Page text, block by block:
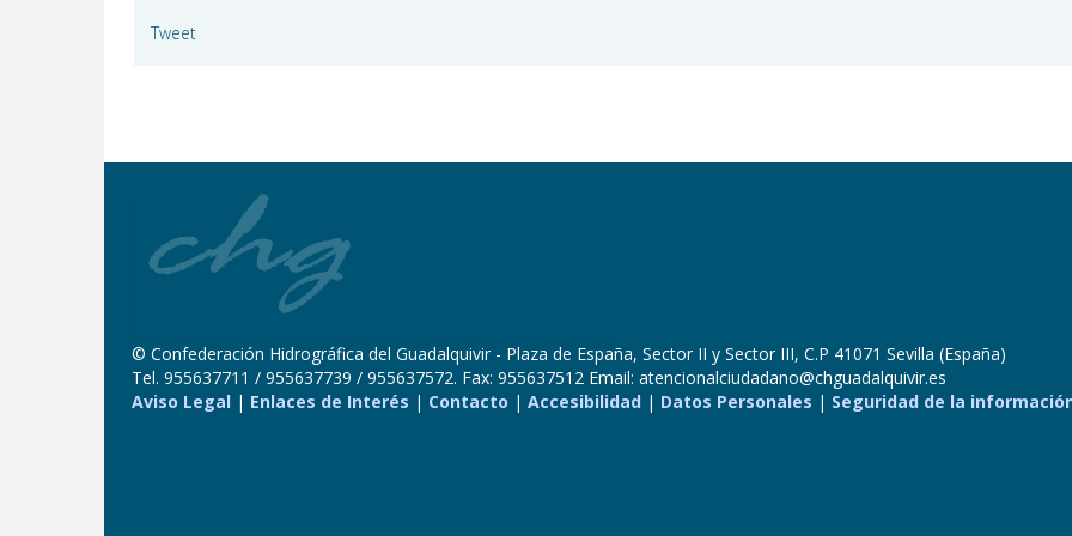
Tweet
© Confederación Hidrográfica del Guadalquivir - Plaza de España, Sector II y Sector III, C.P 41071 Sevilla (España)
Tel. 955637711 / 955637739 / 955637572. Fax: 955637512 Email: atencionalciudadano@chguadalquivir.es
Aviso Legal | Enlaces de Interés | Contacto |Accesibilidad | Datos Personales | Seguridad de la